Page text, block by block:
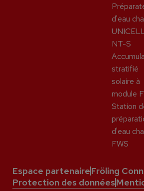
d'eau
NT-S
stratifié
solaire à
module
Station
d'eau
FWS
Espace partenaireFröling
Protection des données